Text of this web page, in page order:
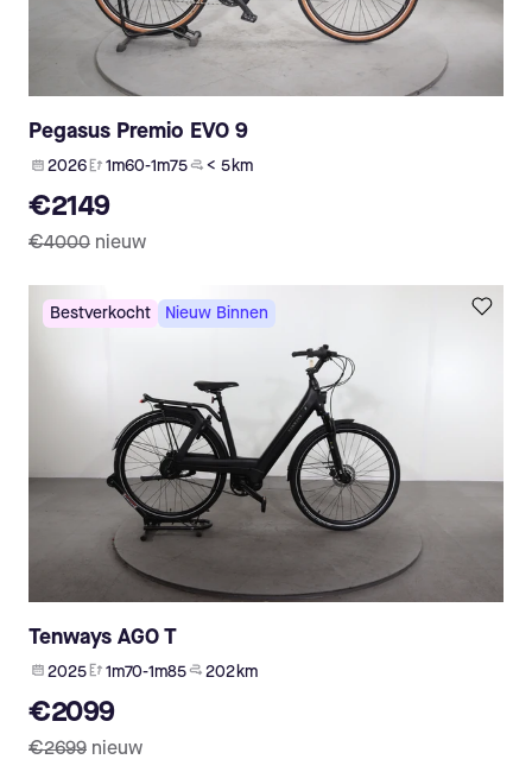
Pegasus Premio EVO 9
2026 1m60-1m75 < 5 km
€2149
€4000 nieuw
Bestverkocht Nieuw Binnen
Tenways AGO T
2025 1m70-1m85 202 km
€2099
€2699 nieuw